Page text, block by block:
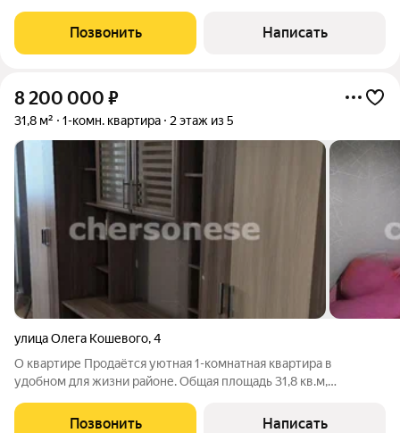
выровнены, поменяна электрика, трубы, окна и двери. Большая
ванная комната с теплым
Позвонить Написать
8 200 000 ₽
31,8 м² 1-комн. квартира 2 этаж из 5
улица Олега Кошевого,4
О квартире Продаётся уютная 1-комнатная квартира в
удобном для жизни районе. Общая площадь 31,8 кв.м,
с изолированной комнатой, косметическим ремонтом и
Позвонить Написать